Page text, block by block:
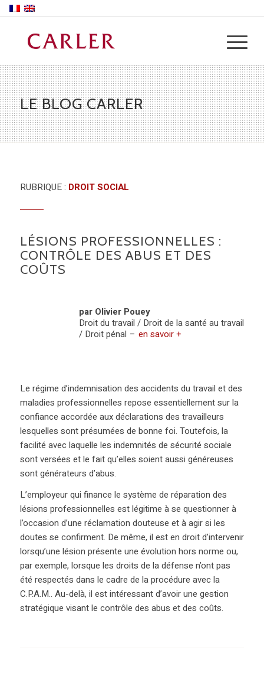
LE BLOG CARLER
RUBRIQUE : DROIT SOCIAL
LÉSIONS PROFESSIONNELLES :
CONTRÔLE DES ABUS ET DES
COÛTS
par Olivier Pouey
Droit du travail / Droit de la santé au travail
/ Droit pénal – en savoir +
Le régime d’indemnisation des accidents du travail et des
maladies professionnelles repose essentiellement sur la
confiance accordée aux déclarations des travailleurs
lesquelles sont présumées de bonne foi. Toutefois, la
facilité avec laquelle les indemnités de sécurité sociale
sont versées et le fait qu’elles soient aussi généreuses
sont générateurs d’abus.
L’employeur qui finance le système de réparation des
lésions professionnelles est légitime à se questionner à
l’occasion d’une réclamation douteuse et à agir si les
doutes se confirment. De même, il est en droit d’intervenir
lorsqu’une lésion présente une évolution hors norme ou,
par exemple, lorsque les droits de la défense n’ont pas
été respectés dans le cadre de la procédure avec la
C.P.A.M.. Au-delà, il est intéressant d’avoir une gestion
stratégique visant le contrôle des abus et des coûts.